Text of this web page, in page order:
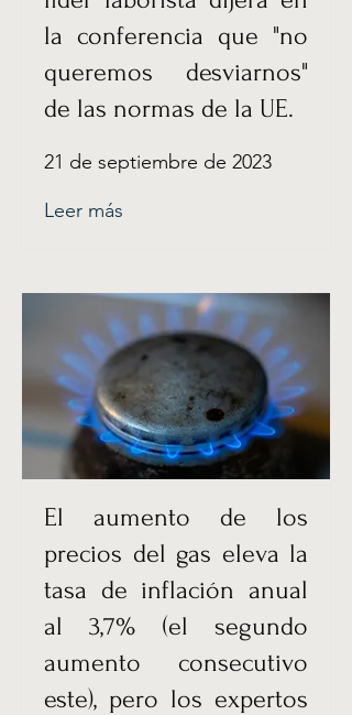
la conferencia que "no
queremos desviarnos"
de las normas de la UE.
21 de septiembre de 2023
Leer más
El aumento de los
precios del gas eleva la
tasa de inflación anual
al 3,7% (el segundo
aumento consecutivo
este), pero los expertos